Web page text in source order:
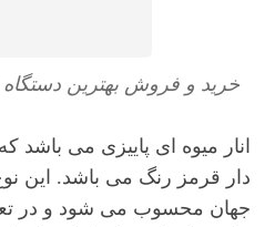
خرید و فروش بهترین دستگاه
انار میوه ای پاییزی می باشد
دار قرمز رنگ می باشد. این
جهان محسوب می شود و در